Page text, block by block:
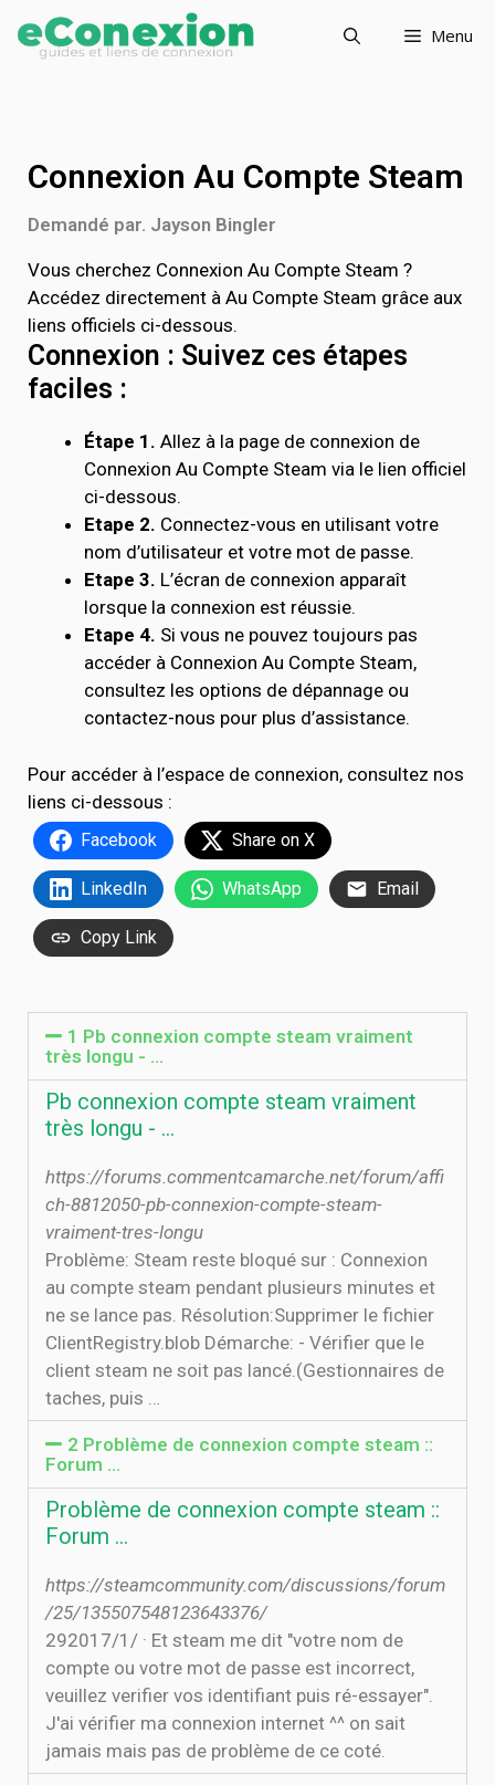
Menu
Connexion Au Compte Steam
Demandé par. Jayson Bingler
Vous cherchez Connexion Au Compte Steam ?
Accédez directement à Au Compte Steam grâce aux
liens officiels ci-dessous.
Connexion : Suivez ces étapes
faciles :
Étape 1. Allez à la page de connexion de
Connexion Au Compte Steam via le lien officiel
ci-dessous.
Etape 2. Connectez-vous en utilisant votre
nom d’utilisateur et votre mot de passe.
Etape 3. L’écran de connexion apparaît
lorsque la connexion est réussie.
Etape 4. Si vous ne pouvez toujours pas
accéder à Connexion Au Compte Steam,
consultez les options de dépannage ou
contactez-nous pour plus d’assistance.
Pour accéder à l’espace de connexion, consultez nos
liens ci-dessous :
Facebook Share on X
LinkedIn WhatsApp Email
Copy Link
1 Pb connexion compte steam vraiment
très longu - …
Pb connexion compte steam vraiment
très longu - …
https://forums.commentcamarche.net/forum/affi
ch-8812050-pb-connexion-compte-steam-
vraiment-tres-longu
Problème: Steam reste bloqué sur : Connexion
au compte steam pendant plusieurs minutes et
ne se lance pas. Résolution:Supprimer le fichier
ClientRegistry.blob Démarche: - Vérifier que le
client steam ne soit pas lancé.(Gestionnaires de
taches, puis …
2 Problème de connexion compte steam ::
Forum …
Problème de connexion compte steam ::
Forum …
https://steamcommunity.com/discussions/forum
/25/135507548123643376/
29‏‏/1‏‏/2017 · Et steam me dit "votre nom de
compte ou votre mot de passe est incorrect,
veuillez verifier vos identifiant puis ré-essayer".
J'ai vérifier ma connexion internet ^^ on sait
jamais mais pas de problème de ce coté.